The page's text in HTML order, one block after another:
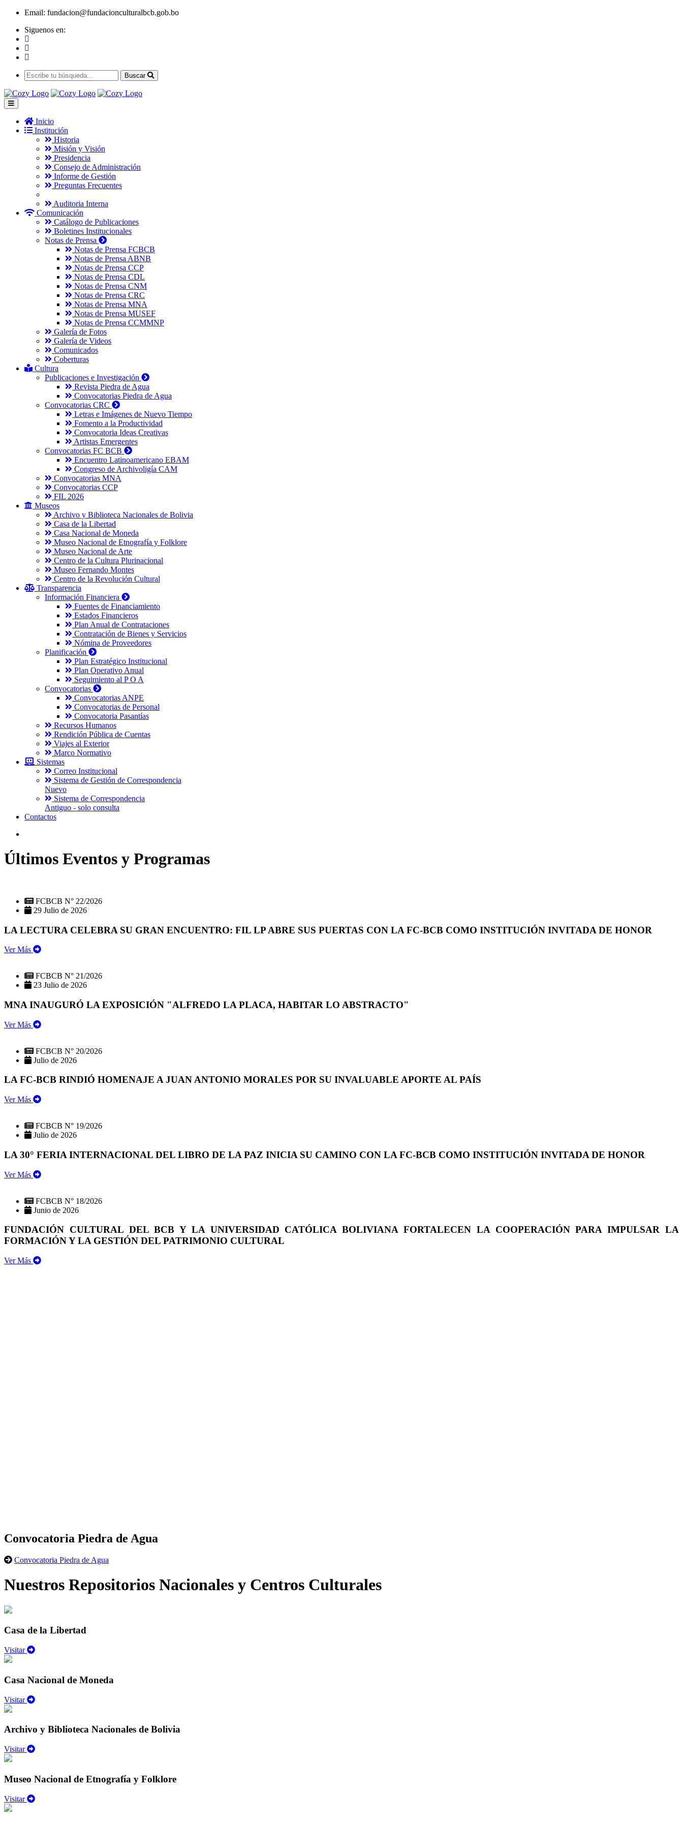
Email: fundacion@fundacionculturalbcb.gob.bo
Siguenos en:
Buscar
Inicio
Institución
Historia
Misión y Visión
Presidencia
Consejo de Administración
Informe de Gestión
Preguntas Frecuentes
Auditoria Interna
Comunicación
Catálogo de Publicaciones
Boletines Institucionales
Notas de Prensa
Notas de Prensa FCBCB
Notas de Prensa ABNB
Notas de Prensa CCP
Notas de Prensa CDL
Notas de Prensa CNM
Notas de Prensa CRC
Notas de Prensa MNA
Notas de Prensa MUSEF
Notas de Prensa CCMMNP
Galería de Fotos
Galería de Videos
Comunicados
Coberturas
Cultura
Publicaciones e Investigación
Revista Piedra de Agua
Convocatorias Piedra de Agua
Convocatorias CRC
Letras e Imágenes de Nuevo Tiempo
Fomento a la Productividad
Convocatoria Ideas Creativas
Artistas Emergentes
Convocatorias FC BCB
Encuentro Latinoamericano EBAM
Congreso de Archivoligía CAM
Convocatorias MNA
Convocatorias CCP
FIL 2026
Museos
Archivo y Biblioteca Nacionales de Bolivia
Casa de la Libertad
Casa Nacional de Moneda
Museo Nacional de Etnografía y Folklore
Museo Nacional de Arte
Centro de la Cultura Plurinacional
Museo Fernando Montes
Centro de la Revolución Cultural
Transparencia
Información Financiera
Fuentes de Financiamiento
Estados Financieros
Plan Anual de Contrataciones
Contratación de Bienes y Servicios
Nómina de Proveedores
Planificación
Plan Estratégico Institucional
Plan Operativo Anual
Seguimiento al P O A
Convocatorias
Convocatorias ANPE
Convocatorias de Personal
Convocatoria Pasantías
Recursos Humanos
Rendición Pública de Cuentas
Viajes al Exterior
Marco Normativo
Sistemas
Correo Institucional
Sistema de Gestión de Correspondencia
Nuevo
Sistema de Correspondencia
Antiguo - solo consulta
Contactos
Últimos Eventos y Programas
FCBCB N° 22/2026
29 Julio de 2026
LA LECTURA CELEBRA SU GRAN ENCUENTRO: FIL LP ABRE SUS PUERTAS CON LA FC-BCB COMO INSTITUCIÓN INVITADA DE HONOR
Ver Más
FCBCB N° 21/2026
23 Julio de 2026
MNA INAUGURÓ LA EXPOSICIÓN "ALFREDO LA PLACA, HABITAR LO ABSTRACTO"
Ver Más
FCBCB N° 20/2026
Julio de 2026
LA FC-BCB RINDIÓ HOMENAJE A JUAN ANTONIO MORALES POR SU INVALUABLE APORTE AL PAÍS
Ver Más
FCBCB N° 19/2026
Julio de 2026
LA 30° FERIA INTERNACIONAL DEL LIBRO DE LA PAZ INICIA SU CAMINO CON LA FC-BCB COMO INSTITUCIÓN INVITADA DE HONOR
Ver Más
FCBCB N° 18/2026
Junio de 2026
FUNDACIÓN CULTURAL DEL BCB Y LA UNIVERSIDAD CATÓLICA BOLIVIANA FORTALECEN LA COOPERACIÓN PARA IMPULSAR LA
FORMACIÓN Y LA GESTIÓN DEL PATRIMONIO CULTURAL
Ver Más
Convocatoria Piedra de Agua
Convocatoria Piedra de Agua
Nuestros Repositorios Nacionales y Centros Culturales
Casa de la Libertad
Visitar
Casa Nacional de Moneda
Visitar
Archivo y Biblioteca Nacionales de Bolivia
Visitar
Museo Nacional de Etnografía y Folklore
Visitar